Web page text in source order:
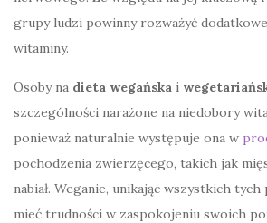
grupy ludzi powinny rozważyć
witaminy.
Osoby na dieta wegańska i
szczególności narażone na niedobory
ponieważ naturalnie występuje ona w
pochodzenia zwierzęcego, takich jak
nabiał. Weganie, unikając wszystkich
mieć trudności w zaspokojeniu swoich